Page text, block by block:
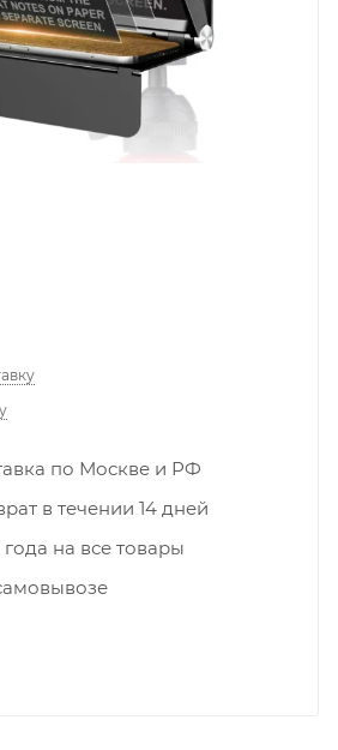
по Москве и РФ
в течении 14 дней
года на все товары